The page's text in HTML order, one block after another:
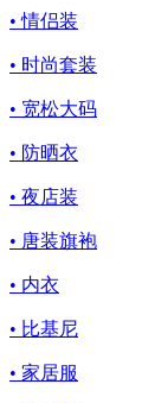
• 情侣装
• 时尚套装
• 宽松大码
• 防晒衣
• 夜店装
• 唐装旗袍
• 内衣
• 比基尼
• 家居服